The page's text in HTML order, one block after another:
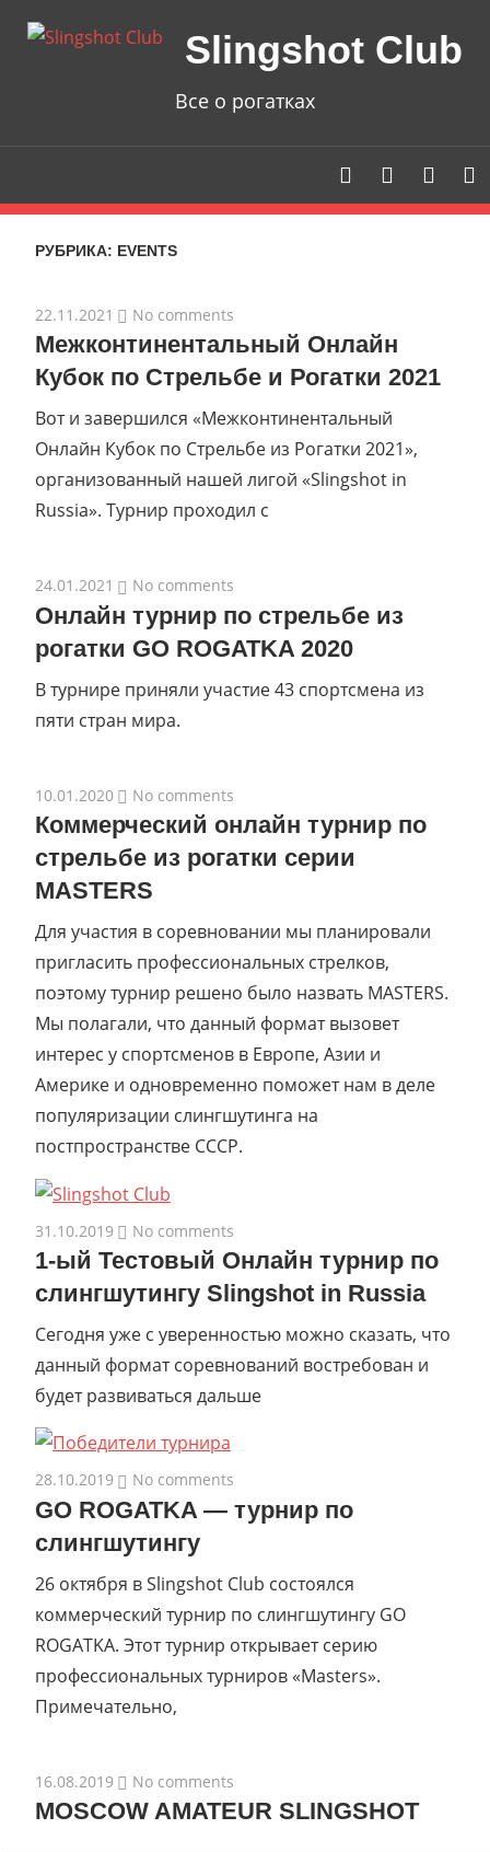
Slingshot Club
Все о рогатках
РУБРИКА: EVENTS
22.11.2021 No comments
Межконтинентальный Онлайн
Кубок по Стрельбе и Рогатки 2021
Вот и завершился «Межконтинентальный
Онлайн Кубок по Стрельбе из Рогатки 2021»,
организованный нашей лигой «Slingshot in
Russia». Турнир проходил с
24.01.2021 No comments
Онлайн турнир по стрельбе из
рогатки GO ROGATKA 2020
В турнире приняли участие 43 спортсмена из
пяти стран мира.
10.01.2020 No comments
Коммерческий онлайн турнир по
стрельбе из рогатки серии
MASTERS
Для участия в соревновании мы планировали
пригласить профессиональных стрелков,
поэтому турнир решено было назвать MASTERS.
Мы полагали, что данный формат вызовет
интерес у спортсменов в Европе, Азии и
Америке и одновременно поможет нам в деле
популяризации слингшутинга на
постпространстве СССР.
31.10.2019 No comments
1-ый Тестовый Онлайн турнир по
слингшутингу Slingshot in Russia
Сегодня уже с уверенностью можно сказать, что
данный формат соревнований востребован и
будет развиваться дальше
28.10.2019 No comments
GO ROGATKA — турнир по
слингшутингу
26 октября в Slingshot Club состоялся
коммерческий турнир по слингшутингу GO
ROGATKA. Этот турнир открывает серию
профессиональных турниров «Masters».
Примечательно,
16.08.2019 No comments
MOSCOW AMATEUR SLINGSHOT